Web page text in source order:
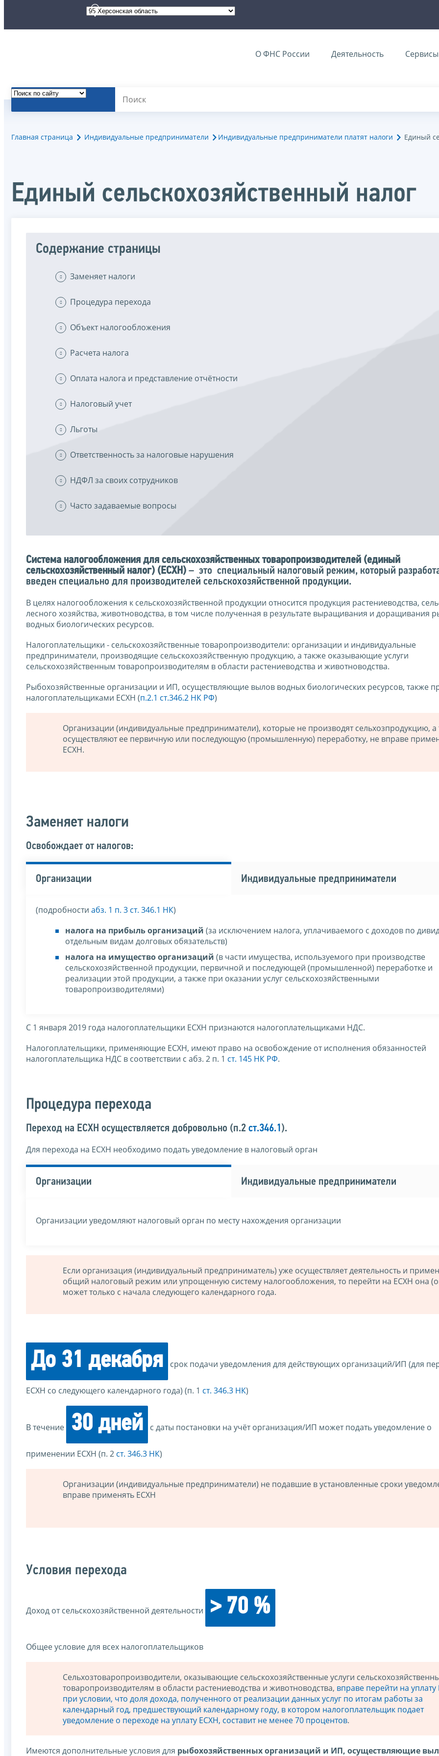
О ФНС России Деятельность Сервисы
Главная страница Индивидуальные предприниматели Индивидуальные предприниматели платят налоги Единый
Единый сельскохозяйственный налог
Содержание страницы
Заменяет налоги
Процедура перехода
Объект налогообложения
Расчета налога
Оплата налога и представление отчётности
Налоговый учет
Льготы
Ответственность за налоговые нарушения
НДФЛ за своих сотрудников
Часто задаваемые вопросы
Система налогообложения для сельскохозяйственных товаропроизводителей (единый
сельскохозяйственный налог) (ЕСХН) – это специальный налоговый режим, который
введен специально для производителей сельскохозяйственной продукции.
В целях налогообложения к сельскохозяйственной продукции относится продукция растениеводства,
лесного хозяйства, животноводства, в том числе полученная в результате выращивания и доращивания
водных биологических ресурсов.
Налогоплательщики - сельскохозяйственные товаропроизводители: организации и индивидуальные
предприниматели, производящие сельскохозяйственную продукцию, а также оказывающие услуги
сельскохозяйственным товаропроизводителям в области растениеводства и животноводства.
Рыбохозяйственные организации и ИП, осуществляющие вылов водных биологических ресурсов, также
налогоплательщиками ЕСХН (п.2.1 ст.346.2 НК РФ)
Организации (индивидуальные предприниматели), которые не производят сельхозпродукцию, а
осуществляют ее первичную или последующую (промышленную) переработку, не вправе
ЕСХН.
Заменяет налоги
Освобождает от налогов:
Организации Индивидуальные предприниматели
(подробности абз. 1 п. 3 ст. 346.1 НК)
налога на прибыль организаций (за исключением налога, уплачиваемого с доходов по
отдельным видам долговых обязательств)
налога на имущество организаций (в части имущества, используемого при производстве
сельскохозяйственной продукции, первичной и последующей (промышленной) переработке и
реализации этой продукции, а также при оказании услуг сельскохозяйственными
товаропроизводителями)
С 1 января 2019 года налогоплательщики ЕСХН признаются налогоплательщиками НДС.
Налогоплательщики, применяющие ЕСХН, имеют право на освобождение от исполнения обязанностей
налогоплательщика НДС в соответствии с абз. 2 п. 1 ст. 145 НК РФ.
Процедура перехода
Переход на ЕСХН осуществляется добровольно (п.2 ст.346.1).
Для перехода на ЕСХН необходимо подать уведомление в налоговый орган
Организации Индивидуальные предприниматели
Организации уведомляют налоговый орган по месту нахождения организации
Если организация (индивидуальный предприниматель) уже осуществляет деятельность и
общий налоговый режим или упрощенную систему налогообложения, то перейти на ЕСХН она
может только с начала следующего календарного года.
До 31 декабря срок подачи уведомления для действующих организаций/ИП (для
ЕСХН со следующего календарного года) (п. 1 ст. 346.3 НК)
В течение 30 дней с даты постановки на учёт организация/ИП может подать уведомление о
применении ЕСХН (п. 2 ст. 346.3 НК)
Организации (индивидуальные предприниматели) не подавшие в установленные сроки
вправе применять ЕСХН
Условия перехода
Доход от сельскохозяйственной деятельности > 70 %
Общее условие для всех налогоплательщиков
Сельхозтоваропроизводители, оказывающие сельскохозяйственные услуги
товаропроизводителям в области растениеводства и животноводства, вправе перейти на
при условии, что доля дохода, полученного от реализации данных услуг по итогам работы за
календарный год, предшествующий календарному году, в котором налогоплательщик подает
уведомление о переходе на уплату ЕСХН, составит не менее 70 процентов.
Имеются дополнительные условия для рыбохозяйственных организаций и ИП, осуществляющие